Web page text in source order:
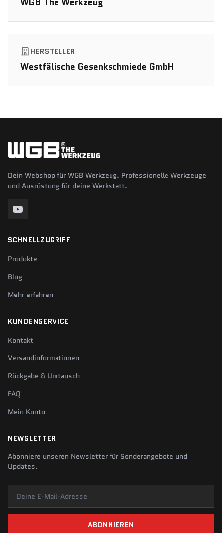
HERSTELLER
Westfälische Gesenkschmiede GmbH
Dein Webshop für WGB Werkzeug. Professionelle Werkzeuge
und Ausrüstung für deine Werkstatt.
SCHNELLZUGRIFF
Produkte
Blog
Mehr erfahren
KUNDENSERVICE
Kontakt
Versandinformationen
Rückgabe & Umtausch
FAQ
Mein Konto
NEWSLETTER
Abonniere unseren Newsletter für Sonderangebote und
Updates.
Deine E-Mail-Adresse
ABONNIEREN